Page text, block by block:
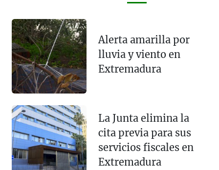
Alerta amarilla por
lluvia y viento en
Extremadura
La Junta elimina la
cita previa para sus
servicios fiscales en
Extremadura